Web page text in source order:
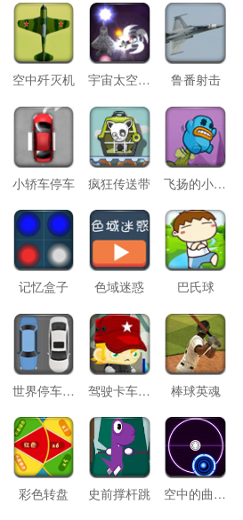
空中歼灭机 宇宙太空之战 鲁番射击
小轿车停车 疯狂传送带 飞扬的小胖怪
记忆盒子 色域迷惑 巴氏球
世界停车考验 驾驶卡车的旅程 棒球英魂
彩色转盘 史前撑杆跳 空中的曲棍球